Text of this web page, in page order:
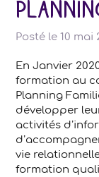
Posté le10 mai
En Janvier
formation au
Planning
développer
activités
vie
formation